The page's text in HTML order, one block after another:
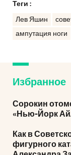
Теги :
Лев Яшин
ампутация ноги
Избранное
Сорокин
«Нью-Йорк
Как в
фигурного